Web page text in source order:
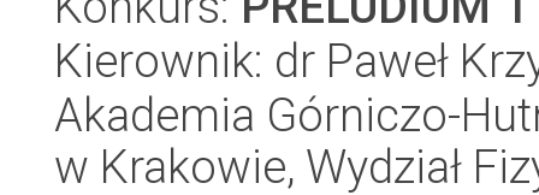
Kierownik: dr Paweł
Akademia Górniczo-
w Krakowie, Wydział